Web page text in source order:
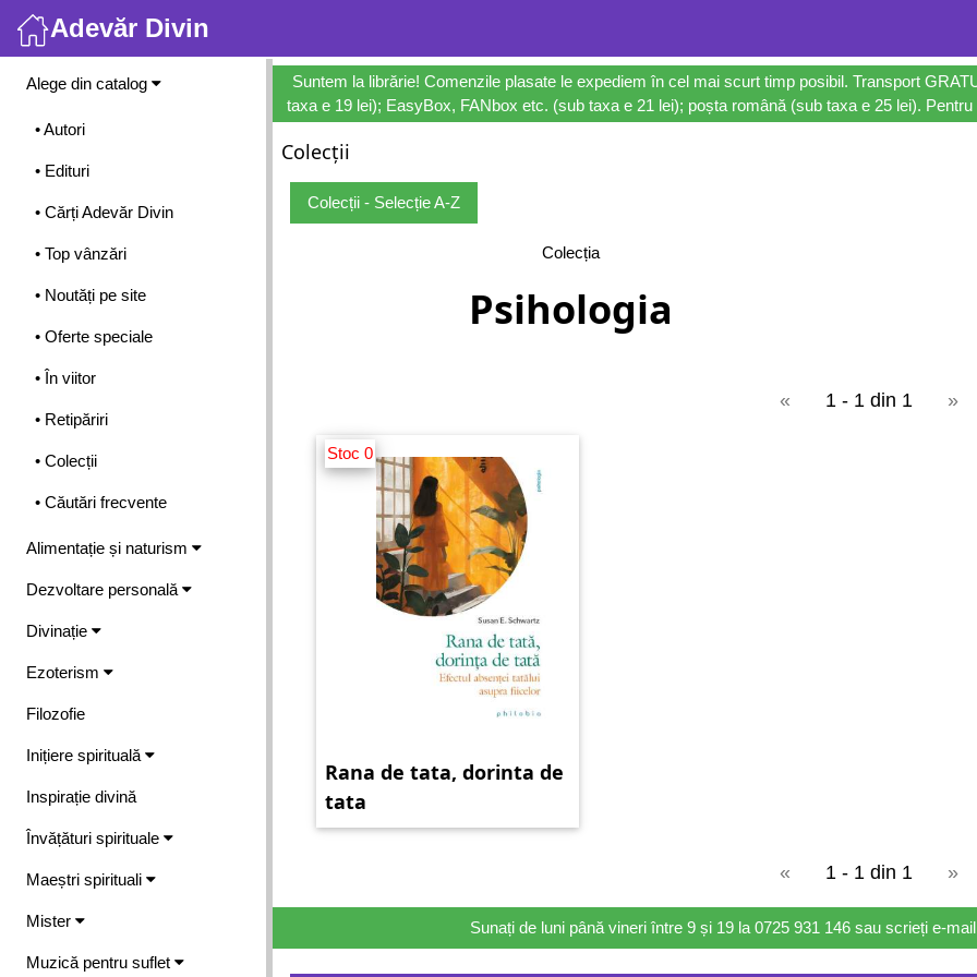
Adevăr Divin
Meniu
Alege din catalog
• Autori
• Edituri
• Cărți Adevăr Divin
• Top vânzări
• Noutăți pe site
• Oferte speciale
• În viitor
• Retipăriri
• Colecții
• Căutări frecvente
Alimentație și naturism
Dezvoltare personală
Divinație
Ezoterism
Filozofie
Inițiere spirituală
Inspirație divină
Învățături spirituale
Maeștri spirituali
Mister
Muzică pentru suflet
Suntem la librărie! Comenzile plasate le expediem în cel mai scurt timp posibil. Transport
taxa e 19 lei); EasyBox, FANbox etc. (sub taxa e 21 lei); poșta română (sub taxa e 25 lei).
Colecții
Colecții - Selecție A-Z
Colecția
Psihologia
« 1 - 1 din 1 »
Stoc 0
Rana de tata, dorinta de
tata
« 1 - 1 din 1 »
Sunați de luni până vineri între 9 și 19 la 0725 931 146 sau scrieți e-